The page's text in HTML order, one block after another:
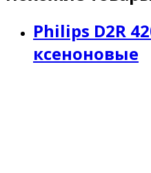
Philips D2R
ксеноновые